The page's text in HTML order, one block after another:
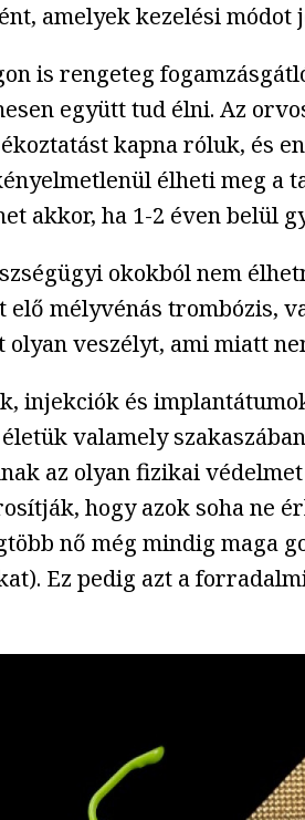
amelyek kezelési módot
is rengeteg
együtt tud élni. Az
kapna róluk, és
élheti meg a
akkor, ha 1-2 éven belül
okokból nem
mélyvénás trombózis,
olyan veszélyt, ami miatt
injekciók és
valamely
az olyan fizikai
hogy azok soha ne
nő még mindig maga
Ez pedig azt a